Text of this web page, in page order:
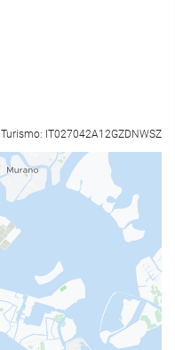
IT027042A12GZDNWSZ